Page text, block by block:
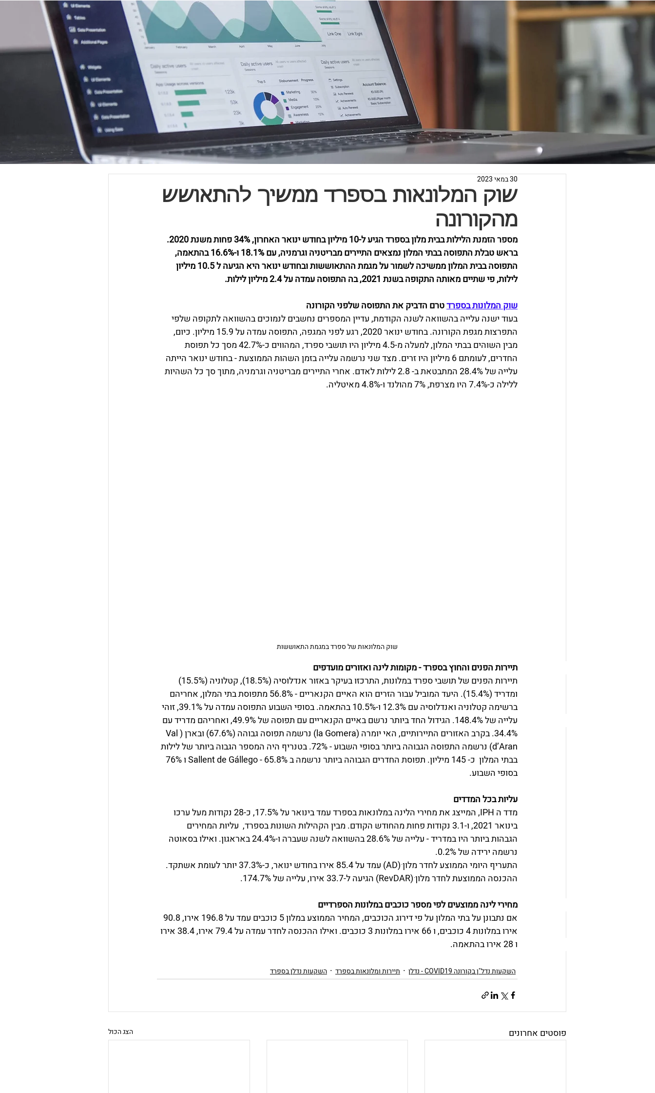
שוק המלונאות בספרד ממשיך להתאושש
מהקורונה
30 במאי 2023
מספר הזמנת הלילות בבית מלון בספרד הגיע ל-10 מיליון בחודש ינואר האחרון, 34% פחות משנת 2020.
בראש טבלת התפוסה בבתי המלון נמצאים התיירים מבריטניה וגרמניה, עם 18.1% ו-16.6% בהתאמה,
התפוסה בבית המלון ממשיכה לשמור על מגמת ההתאוששות ובחודש ינואר היא הגיעה ל 10.5 מיליון
לילות, פי שתיים מאותה התקופה בשנת 2021, בה התפוסה עמדה על 2.4 מיליון לילות.
שוק המלונות בספרד טרם הדביק את התפוסה שלפני הקורונה
בעוד ישנה עלייה בהשוואה לשנה הקודמת, עדיין המספרים נחשבים לנמוכים בהשוואה לתקופה שלפי
התפרצות מגפת הקורונה. בחודש ינואר 2020, רגע לפני המגפה, התפוסה עמדה על 15.9 מיליון. כיום,
מבין השוהים בבתי המלון, למעלה מ-4.5 מיליון היו תושבי ספרד, המהווים כ-42.7% מסך כל תפוסת
החדרים, לעומתם 6 מיליון היו זרים. מצד שני נרשמה עלייה בזמן השהות הממוצעת - בחודש ינואר הייתה
עלייה של 28.4% המתבטאת ב- 2.8 לילות לאדם. אחרי התיירים מבריטניה וגרמניה, מתוך סך כל השהיות
ללילה כ-7.4% היו מצרפת, 7% מהולנד ו-4.8% מאיטליה.
שוק המלונאות של ספרד במגמת התאוששות
תיירות הפנים והחוץ בספרד - מקומות לינה ואזורים מועדפים
תיירות הפנים של תושבי ספרד במלונות, התרכזו בעיקר באזור אנדלוסיה (18.5%), קטלוניה (15.5%)
ומדריד (15.4%). היעד המוביל עבור הזרים הוא האיים הקנאריים - 56.8% מתפוסת בתי המלון, אחריהם
ברשימה קטלוניה ואנדלוסיה עם 12.3% ו-10.5% בהתאמה. בסופי השבוע התפוסה עמדה על 39.1%, זוהי
עלייה של 148.4%. הגידול החד ביותר נרשם באיים הקנאריים עם תפוסה של 49.9%, ואחריהם מדריד עם
34.4%. בקרב האזורים התיירותיים, האי יומרה (la Gomera) נרשמה תפוסה גבוהה (67.6%) ובארן (Val
d’Aran) נרשמה התפוסה הגבוהה ביותר בסופי השבוע - 72%. בטנריף היה המספר הגבוה ביותר של לילות
בסופי השבוע.
עליות בכל המדדים
מדד ה IPH, המייצג את מחירי הלינה במלונאות בספרד עמד בינואר על 17.5%, כ-28 נקודות מעל ערכו
בינואר 2021, ו-3.1 נקודות פחות מהחודש הקודם. מבין הקהילות השונות בספרד,  עליות המחירים
הגבהות ביותר היו במדריד - עלייה של 28.6% בהשוואה לשנה שעברה ו-24.4% באראגון. ואילו בסאוטה
נרשמה ירידה של 0.2%.
התעריף היומי הממוצע לחדר מלון ׁ(AD) עמד על 85.4 אירו בחודש ינואר, כ-37.3% יותר לעומת אשתקד.
ההכנסה הממוצעת לחדר מלון ׁ(RevDAR) הגיעה ל-33.7 אירו, עלייה של 174.7%.
מחירי לינה ממוצעים לפי מספר כוכבים במלונות הספרדיים
אירו במלונות 4 כוכבים, ו 66 אירו במלונות 3 כוכבים. ואילו ההכנסה לחדר עמדה על 79.4 אירו, 38.4 אירו
ו 28 אירו בהתאמה.
השקעות נדל"ן בקורונה COVID19 - נדלן תיירות ומלונאות בספרד השקעות נדלן בספרד
פוסטים אחרונים הצג הכול